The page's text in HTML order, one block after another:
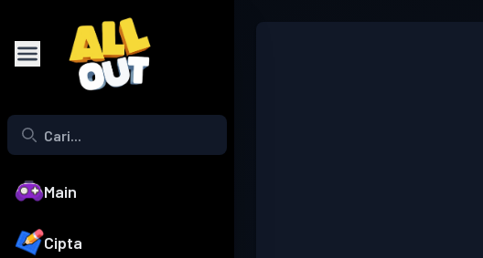
Main
Cipta